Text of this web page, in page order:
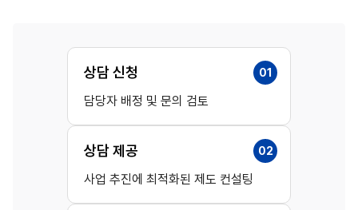
01
상담 신청
담당자 배정 및 문의 검토
02
상담 제공
사업 추진에 최적화된 제도 컨설팅